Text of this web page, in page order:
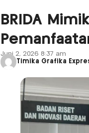
BRIDA
Juni 2, 2026 8:37 am
Timika Grafika